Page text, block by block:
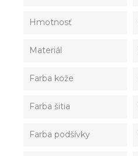
Hmotnosť
Materiál
Farba kože
Farba šitia
Farba podšívky